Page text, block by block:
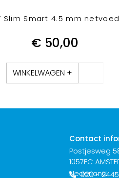
Slim Smart 4.5 mm
€ 50,00
WINKELWAGEN +
Contact
Postjesweg
1057EC
Nederland
020 -